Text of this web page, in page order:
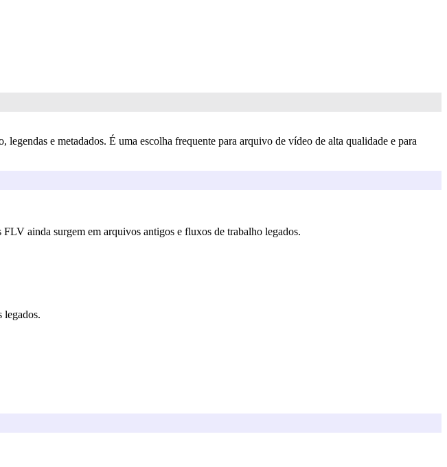
e metadados. É uma escolha frequente para arquivo de vídeo de alta qualidade e para
ainda surgem em arquivos antigos e fluxos de trabalho legados.
legados.